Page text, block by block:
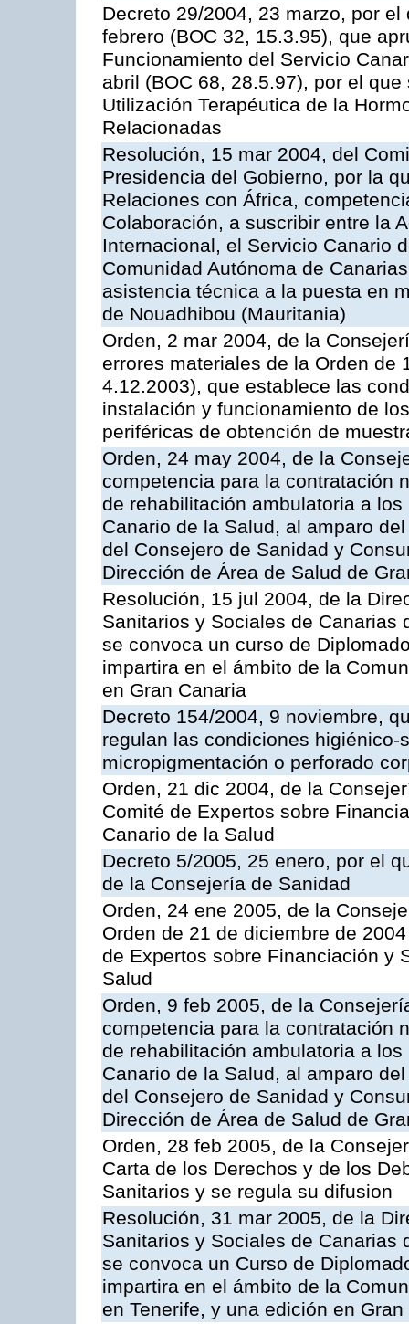
Decreto 29/2004, 23 marzo, por
febrero (BOC 32, 15.3.95), que
Funcionamiento del Servicio
abril (BOC 68, 28.5.97), por el
Utilización Terapéutica de la
Relacionadas
Resolución, 15 mar 2004, del
Presidencia del Gobierno, por la
Relaciones con África,
Colaboración, a suscribir entre la
Internacional, el Servicio Canario
Comunidad Autónoma de
asistencia técnica a la puesta en
de Nouadhibou (Mauritania)
Orden, 2 mar 2004, de la
errores materiales de la Orden de
4.12.2003), que establece las
instalación y funcionamiento de
periféricas de obtención de
Orden, 24 may 2004, de la
competencia para la contratación
de rehabilitación ambulatoria a
Canario de la Salud, al amparo
del Consejero de Sanidad y
Dirección de Área de Salud de
Resolución, 15 jul 2004, de la
Sanitarios y Sociales de Canarias
se convoca un curso de
impartira en el ámbito de la
en Gran Canaria
Decreto 154/2004, 9 noviembre,
regulan las condiciones
micropigmentación o perforado
Orden, 21 dic 2004, de la
Comité de Expertos sobre
Canario de la Salud
Decreto 5/2005, 25 enero, por el
de la Consejería de Sanidad
Orden, 24 ene 2005, de la
Orden de 21 de diciembre de
de Expertos sobre Financiación y
Salud
Orden, 9 feb 2005, de la
competencia para la contratación
de rehabilitación ambulatoria a
Canario de la Salud, al amparo
del Consejero de Sanidad y
Dirección de Área de Salud de
Orden, 28 feb 2005, de la
Carta de los Derechos y de los
Sanitarios y se regula su difusion
Resolución, 31 mar 2005, de la
Sanitarios y Sociales de Canarias
se convoca un Curso de
impartira en el ámbito de la
en Tenerife, y una edición en